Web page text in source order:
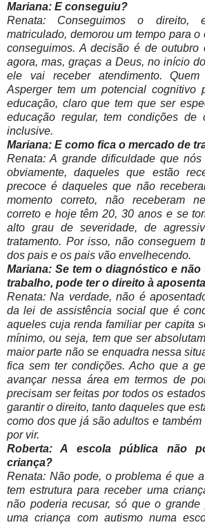
Mariana: E conseguiu?
Renata: Conseguimos o direito,
matriculado, demorou um tempo para o
conseguimos. A decisão é de outubro
agora, mas, graças a Deus, no início
ele vai receber atendimento.
Asperger tem um potencial cognitivo
educação, claro que tem que ser
educação regular, tem condições de
inclusive.
Mariana: E como fica o mercado de
Renata: A grande dificuldade que nós
obviamente, daqueles que estão
precoce é daqueles que não
momento correto, não receberam
correto e hoje têm 20, 30 anos e se
alto grau de severidade, de
tratamento. Por isso, não conseguem
dos pais e os pais vão envelhecendo.
Mariana: Se tem o diagnóstico e
trabalho, pode ter o direito à
Renata: Na verdade, não é
da lei de assistência social que é
aqueles cuja renda familiar per capita
mínimo, ou seja, tem que ser
maior parte não se enquadra nessa
fica sem ter condições. Acho que a
avançar nessa área em termos de
precisam ser feitas por todos os
garantir o direito, tanto daqueles que
como dos que já são adultos e
por vir.
Roberta: A escola pública não
criança?
Renata: Não pode, o problema é que
tem estrutura para receber uma
não poderia recusar, só que o grande
uma criança com autismo numa